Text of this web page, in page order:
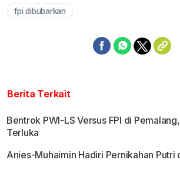
fpi dibubarkan
Berita Terkait
Bentrok PWI-LS Versus FPI di
Terluka
Anies-Muhaimin Hadiri Pernikahan Putri